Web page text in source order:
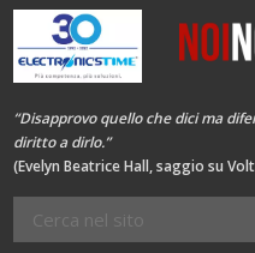
“Disapprovo quello che dici ma
diritto a dirlo.”
(Evelyn Beatrice Hall, saggio su